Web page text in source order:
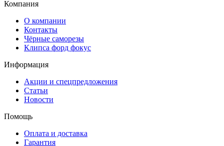
Компания
О компании
Контакты
Чёрные саморезы
Клипса форд фокус
Информация
Акции и спецпредложения
Статьи
Новости
Помощь
Оплата и доставка
Гарантия